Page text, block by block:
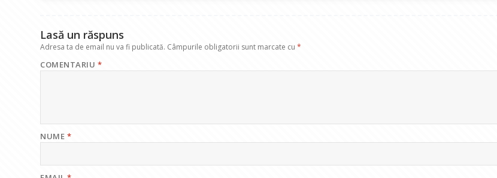
Lasă un răspuns
Adresa ta de email nu va fi publicată. Câmpurile obligatorii sunt marcate cu*
COMENTARIU *
NUME *